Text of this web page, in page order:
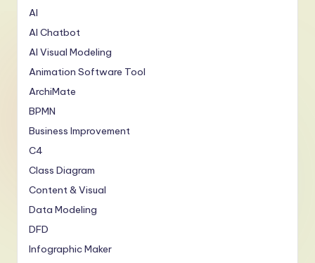
AI
AI Chatbot
AI Visual Modeling
Animation Software Tool
ArchiMate
BPMN
Business Improvement
C4
Class Diagram
Content & Visual
Data Modeling
DFD
Infographic Maker